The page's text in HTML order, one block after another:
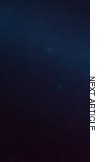
NEXT ARTICLE